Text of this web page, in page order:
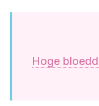
Hoge